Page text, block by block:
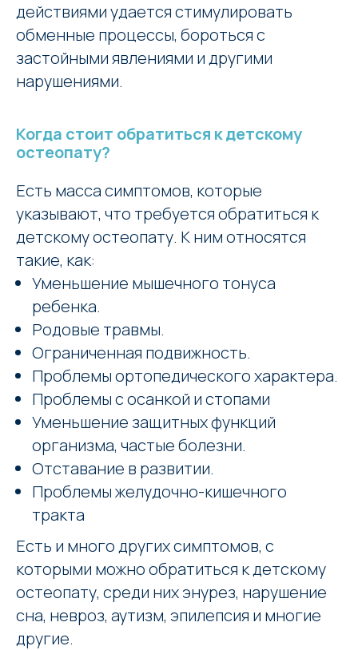
действиями удается стимулировать
обменные процессы, бороться с
застойными явлениями и другими
нарушениями.
Когда стоит обратиться к детскому
остеопату?
Есть масса симптомов, которые
указывают, что требуется обратиться к
детскому остеопату. К ним относятся
такие, как:
Уменьшение мышечного тонуса
ребенка.
Родовые травмы.
Ограниченная подвижность.
Проблемы ортопедического характера.
Проблемы с осанкой и стопами
Уменьшение защитных функций
организма, частые болезни.
Отставание в развитии.
Проблемы желудочно-кишечного
тракта
Есть и много других симптомов, с
которыми можно обратиться к детскому
остеопату, среди них энурез, нарушение
сна, невроз, аутизм, эпилепсия и многие
другие.